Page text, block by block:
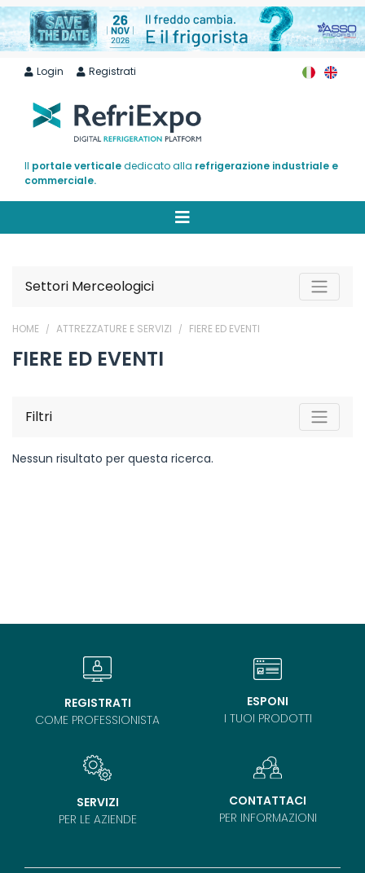
Login Registrati
Il portale verticalededicato alla refrigerazione industriale e
commerciale.
Settori Merceologici
HOME ATTREZZATURE E SERVIZI FIERE ED EVENTI
FIERE ED EVENTI
Filtri
Nessun risultato per questa ricerca.
REGISTRATI
COME PROFESSIONISTA
ESPONI
I TUOI PRODOTTI
SERVIZI
PER LE AZIENDE
CONTATTACI
PER INFORMAZIONI